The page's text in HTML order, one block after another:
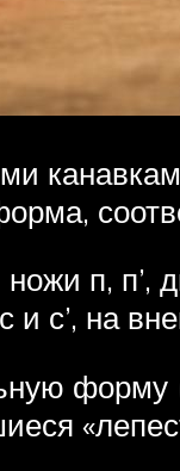
п, п’,
с’, на
форму